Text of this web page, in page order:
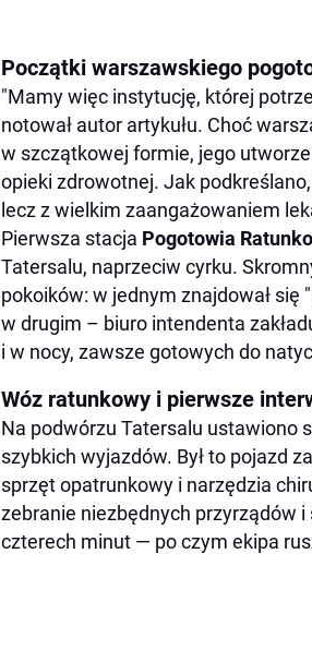
Początki warszawskiego
"Mamy więc instytucję, której
notował autor artykułu. Choć
w szczątkowej formie, jego
opieki zdrowotnej. Jak
lecz z wielkim zaangażowaniem
Pierwsza stacja Pogotowia
Tatersalu, naprzeciw cyrku.
pokoików: w jednym znajdował
w drugim – biuro intendenta
i w nocy, zawsze gotowych do
Wóz ratunkowy i pierwsze
Na podwórzu Tatersalu ustawiono
szybkich wyjazdów. Był to pojazd
sprzęt opatrunkowy i narzędzia
zebranie niezbędnych przyrządów
czterech minut — po czym ekipa